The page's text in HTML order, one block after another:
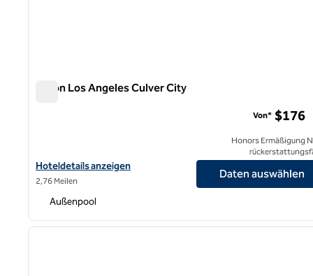
Hilton Los Angeles Culver City
Hoteldetails für das Hilton Los Angeles Culver City anzeigen
Hoteldetails anzeigen
2,76 Meilen
Von* $176
Honors Ermäßigung
Daten auswählen
Außenpool
1 von 12